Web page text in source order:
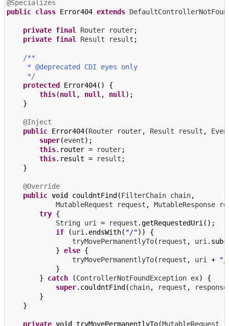
@Specializes
public class Error404 extends
private final Router router;
private final Result result ;
/**
     * @deprecated CDI eyes only
     */
protected
Error404()
{
this(null , null , null );
}
@Inject
public Error404(Router router, Result result ,
super(event);
this. router = router;
this. result = result ;
}
@Override
public void couldntFind (FilterChain chain,
MutableRequest
request , MutableResponse
try {
String uri = request .getRequestedUri ();
if
(uri . endsWith( "/"))
{
tryMovePermanentlyTo( request , uri .
} else {
tryMovePermanentlyTo( request , uri +
"/
}
}
catch (ControllerNotFoundException ex)
{
super. couldntFind (chain, request , response
}
}
private void tryMovePermanentlyTo(MutableRequest